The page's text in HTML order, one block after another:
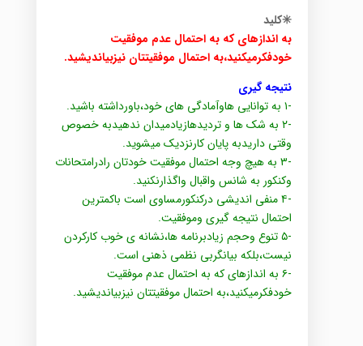
✳️کلید
به اندازهای که به احتمال عدم موفقیت
خودفکرمیکنید،به احتمال موفقیتتان نیزبیاندیشید.
نتیجه گیری
-۱ به توانایی هاوآمادگی های خود،باورداشته باشید.
-۲ به شک ها و تردیدهازیادمیدان ندهیدبه خصوص
وقتی داریدبه پایان کارنزدیک میشوید.
-۳ به هیچ وجه احتمال موفقیت خودتان رادرامتحانات
وکنکور به شانس واقبال واگذارنکنید.
-۴ منفی اندیشی درکنکورمساوی است باکمترین
احتمال نتیجه گیری وموفقیت.
-۵ تنوع وحجم زیادبرنامه ها،نشانه ی خوب کارکردن
نیست،بلکه بیانگربی نظمی ذهنی است.
-۶ به اندازهای که به احتمال عدم موفقیت
خودفکرمیکنید،به احتمال موفقیتتان نیزبیاندیشید.